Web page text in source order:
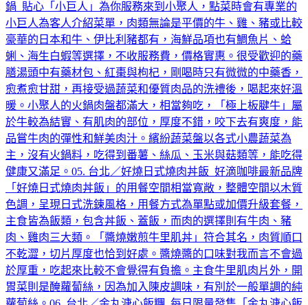
鍋 貼心「小巨人」為你服務來到小聚人，點菜時會有專業的
小巨人為客人介紹菜單，肉類無論是平價的牛、雞、豬或比較
豪華的日本和牛、伊比利豬都有，海鮮品項也有鯛魚片、蛤
蜊、海生白蝦等選擇，不收服務費，價格實惠。很受歡迎的藥
膳湯頭中有藥材包、紅棗與枸杞，剛喝時只有微微的中藥香，
愈煮愈甘甜，再接受過蔬菜和優質肉品的洗禮後，喝起來好溫
暖。小聚人的火鍋肉盤都滿大，相當夠吃，「極上板腱牛」屬
於牛較為結實、有肌肉的部位，厚度不錯，咬下去有爽度，能
品嘗牛肉的彈性和鮮美肉汁。繽紛蔬菜盤以各式小農蔬菜為
主，沒有火鍋料，吃得到番薯、絲瓜、玉米與菇類等，能吃得
健康又滿足。05. 台北／好燒日式燒肉丼飯 好滴咖啡最新品牌
「好燒日式燒肉丼飯」的用餐空間相當寬敞，整體空間以木質
色調，呈現日式洗鍊風格，用餐方式為單點或加價升級套餐，
主食皆為飯類，包含丼飯、蓋飯，而肉的選擇則有牛肉、豬
肉、雞肉三大類。「醬燒嫩煎牛里肌丼」符合其名，肉質順口
不乾澀，切片厚度也恰到好處。醬燒醬的口味對我而言不會過
於厚重，吃起來比較不會覺得有負擔。主食牛里肌肉片外，開
胃菜則是醃蘿蔔絲，因為加入陳皮調味，有別於一般單調的純